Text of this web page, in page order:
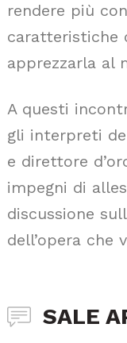
rendere più
caratteristiche
apprezzarla al
A questi
gli interpreti
e direttore
impegni di
discussione
dell’opera che
SALE